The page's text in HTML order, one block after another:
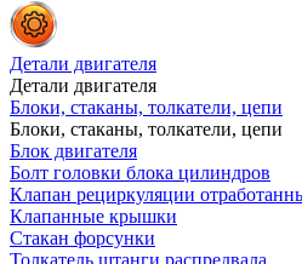
Детали двигателя
Детали двигателя
Блоки, стаканы, толкатели, цепи
Блоки, стаканы, толкатели, цепи
Блок двигателя
Болт головки блока цилиндров
Клапан рециркуляции
Клапанные крышки
Стакан форсунки
Толкатель штанги распредвала